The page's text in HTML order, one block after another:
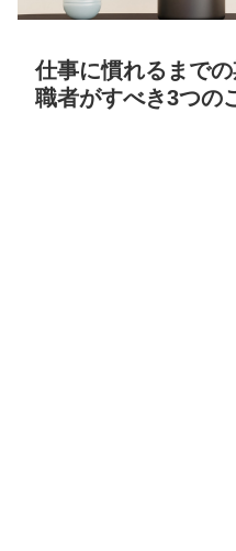
仕事に慣れるまで
職者がすべき3つの